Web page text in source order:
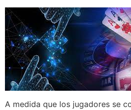
A medida que los jugadores se